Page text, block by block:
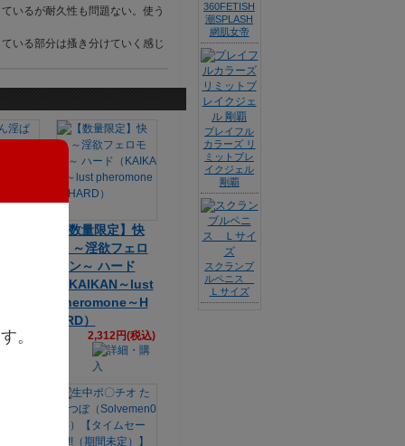
。
いるが耐久性も問題ない。使う
いる部分は搔き分けていく感じ
【数量限定】快
〇 ～淫欲フェロ
モン～ ハード
（KAIKAN～lust
pheromone～H
ARD）
2,312円(税込)
360FETISH
潮SPLASH
網肌女帝
プレイフル
カラーズ リ
ミットブレ
イクジェル
剛覇
スクランブ
ルペニス
Ｌサイズ